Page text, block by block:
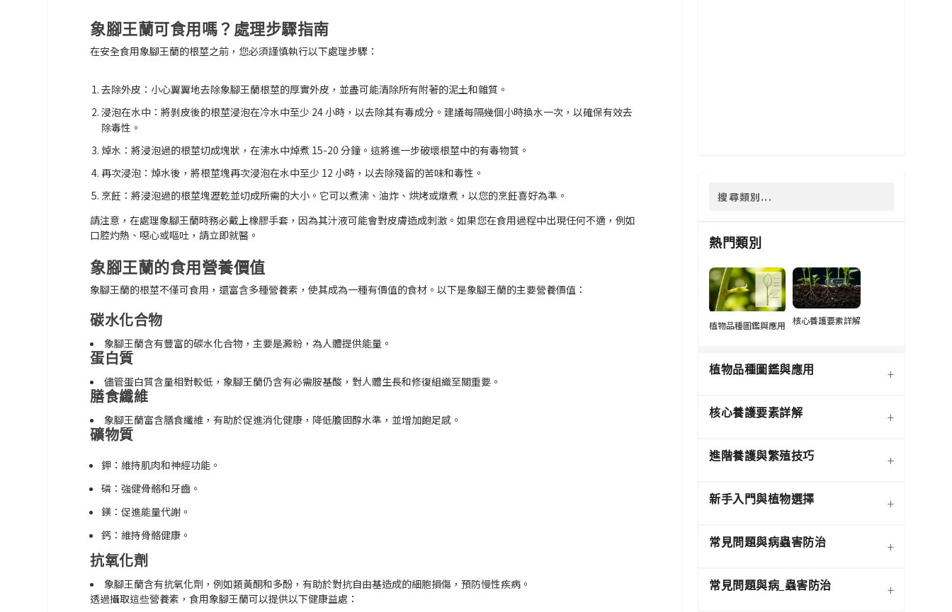
象腳王蘭可食用嗎？處理步驟指南
在安全食用象腳王蘭的根莖之前，您必須謹慎執行以下處理步驟：
去除外皮： 小心翼翼地去除象腳王蘭根莖的厚實外皮，並盡可能清除所有附著的泥土和雜質。
浸泡在水中：將剝皮後的根莖浸泡在冷水中至少 24 小時，以去除其有毒成分。建議每隔幾個小時換水一次，以確保有效去
除毒性。
焯水：將浸泡過的根莖切成塊狀，在沸水中焯煮 15-20 分鐘。這將進一步破壞根莖中的有毒物質。
再次浸泡： 焯水後，將根莖塊再次浸泡在水中至少 12 小時，以去除殘留的苦味和毒性。
烹飪：將浸泡過的根莖塊瀝乾並切成所需的大小。它可以煮沸、油炸、烘烤或燉煮，以您的烹飪喜好為準。
請注意，在處理象腳王蘭時務必戴上橡膠手套，因為其汁液可能會對皮膚造成刺激。如果您在食用過程中出現任何不適，例如
口腔灼熱、噁心或嘔吐，請立即就醫。
象腳王蘭的食用營養價值
象腳王蘭的根莖不僅可食用，還富含多種營養素，使其成為一種有價值的食材。以下是象腳王蘭的主要營養價值：
碳水化合物
象腳王蘭含有豐富的碳水化合物，主要是澱粉，為人體提供能量。
蛋白質
儘管蛋白質含量相對較低，象腳王蘭仍含有必需胺基酸，對人體生長和修復組織至關重要。
膳食纖維
象腳王蘭富含膳食纖維，有助於促進消化健康，降低膽固醇水準，並增加飽足感。
礦物質
鉀：維持肌肉和神經功能。
磷：強健骨骼和牙齒。
鎂：促進能量代謝。
鈣：維持骨骼健康。
抗氧化劑
象腳王蘭含有抗氧化劑，例如類黃酮和多酚，有助於對抗自由基造成的細胞損傷，預防慢性疾病。
透過攝取這些營養素，食用象腳王蘭可以提供以下健康益處：
熱門類別
植物品種圖鑑與應用 核心養護要素詳解
植物品種圖鑑與應用 +
核心養護要素詳解 +
進階養護與繁殖技巧 +
新手入門與植物選擇 +
常見問題與病蟲害防治 +
常見問題與病_蟲害防治 +